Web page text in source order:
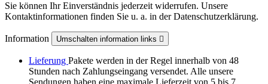
Sie können Ihr Einverständnis jederzeit widerrufen. Unsere
Kontaktinformationen finden Sie u. a. in der Datenschutzerklärung.
Information Umschalten information links 
Lieferung Pakete werden in der Regel innerhalb von 48
Stunden nach Zahlungseingang versendet. Alle unsere